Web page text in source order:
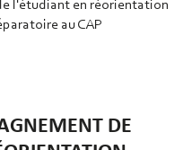
l'étudiant en réorientation
au CAP
DE